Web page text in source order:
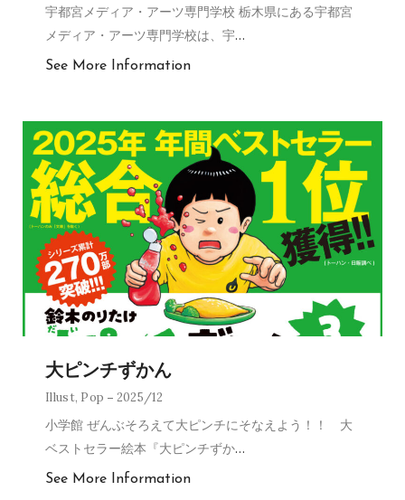
宇都宮メディア・アーツ専門学校 栃木県にある宇都宮
メディア・アーツ専門学校は、宇…
See More Information
大ピンチずかん
Illust, Pop 2025/12
小学館 ぜんぶそろえて大ピンチにそなえよう！！ 大
ベストセラー絵本『大ピンチずか…
See More Information